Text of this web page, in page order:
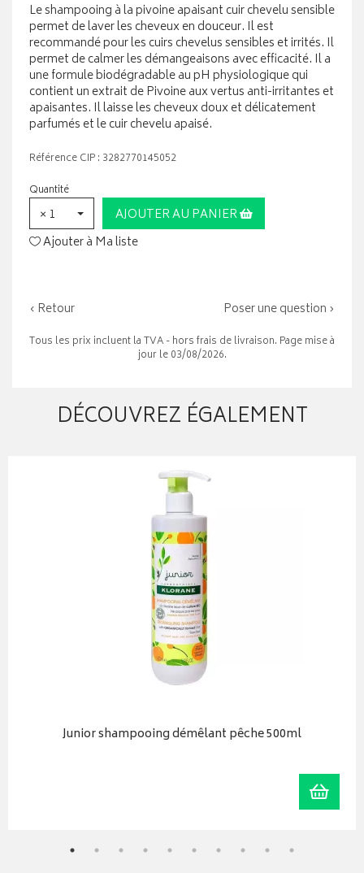
Le shampooing à la pivoine apaisant cuir chevelu sensible
permet de laver les cheveux en douceur. Il est
recommandé pour les cuirs chevelus sensibles et irrités. Il
permet de calmer les démangeaisons avec efficacité. Il a
une formule biodégradable au pH physiologique qui
contient un extrait de Pivoine aux vertus anti-irritantes et
apaisantes. Il laisse les cheveux doux et délicatement
parfumés et le cuir chevelu apaisé.
Référence CIP : 3282770145052
Quantité
× 1
AJOUTER AU PANIER
Ajouter à Ma liste
‹ Retour Poser une question ›
Tous les prix incluent la TVA - hors frais de livraison. Page mise à
jour le 03/08/2026.
DÉCOUVREZ ÉGALEMENT
Junior shampooing démêlant pêche 500ml